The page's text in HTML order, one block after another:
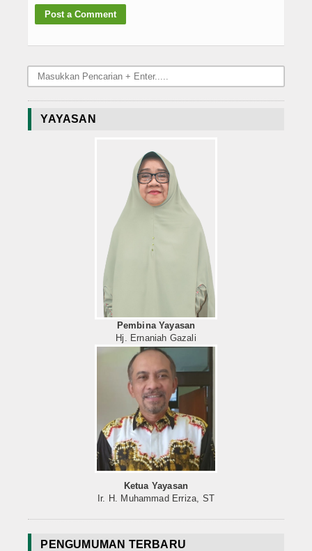
YAYASAN
Pembina Yayasan
Hj. Ernaniah Gazali
Ketua Yayasan
Ir. H. Muhammad Erriza, ST
PENGUMUMAN TERBARU